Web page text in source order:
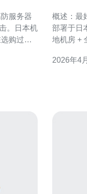
服务器
。日本机
购过程
概述：最
部署于日
地机房 +
SSD/
2026年4